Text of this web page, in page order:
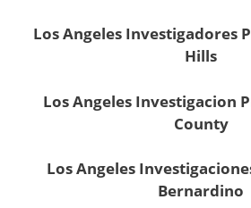
Los Angeles Investigadores
Hills
Los Angeles Investigacion
County
Los Angeles
Bernardino